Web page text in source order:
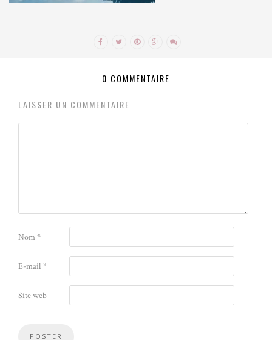
0 COMMENTAIRE
LAISSER UN COMMENTAIRE
Nom*
E-mail*
Site web